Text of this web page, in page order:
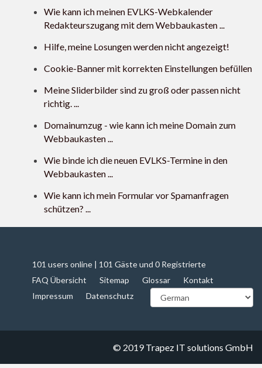
Wie kann ich meinen EVLKS-Webkalender
Redakteurszugang mit dem Webbaukasten ...
Hilfe, meine Losungen werden nicht angezeigt!
Cookie-Banner mit korrekten Einstellungen befüllen
Meine Sliderbilder sind zu groß oder passen nicht
richtig. ...
Domainumzug - wie kann ich meine Domain zum
Webbaukasten ...
Wie binde ich die neuen EVLKS-Termine in den
Webbaukasten ...
Wie kann ich mein Formular vor Spamanfragen
schützen? ...
101 users online | 101 Gäste und 0 Registrierte
FAQ Übersicht
Sitemap Glossar
Kontakt
Impressum
Datenschutz
© 2019Trapez IT solutions GmbH